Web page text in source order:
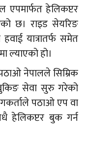
एपमार्फत हेलिकप्टर
छ। राइड सेयरिङ
यात्रातर्फ समेत
ल्याएको हो।
नेपालले सिम्रिक
सेवा सुरु गरेको
पठाओ एप वा
हेलिकप्टर बुक गर्न